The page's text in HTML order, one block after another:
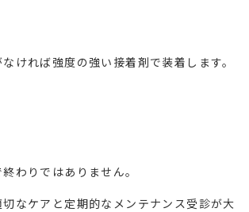
ければ強度の強い接着剤で装着します。
わりではありません。
なケアと定期的なメンテナンス受診が大